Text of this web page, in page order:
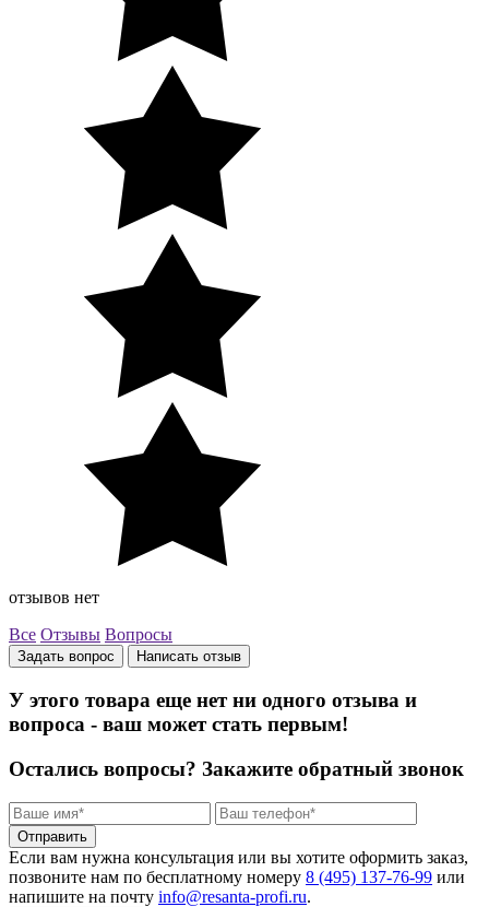
отзывов нет
Все Отзывы Вопросы
Задать вопрос Написать отзыв
У этого товара еще нет ни одного отзыва и
вопроса - ваш может стать первым!
Остались вопросы? Закажите обратный звонок
Отправить
Если вам нужна консультация или вы хотите оформить заказ,
позвоните нам по бесплатному номеру 8 (495) 137‑76‑99 или
напишите на почту info@resanta‑profi.ru.